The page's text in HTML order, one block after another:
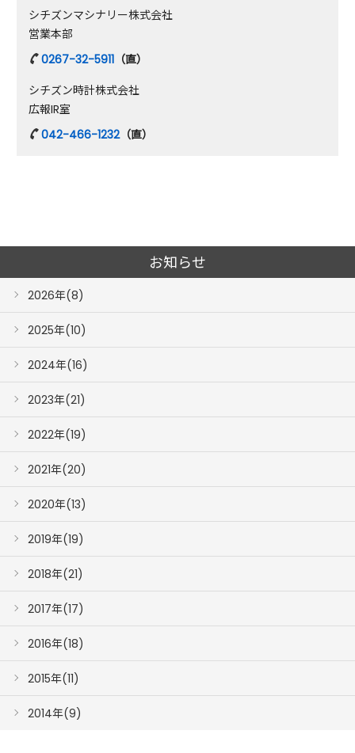
シチズンマシナリー株式会社
営業本部
0267-32-5911 （直）
シチズン時計株式会社
広報IR室
042-466-1232（直）
お知らせ
2026年(8)
2025年(10)
2024年(16)
2023年(21)
2022年(19)
2021年(20)
2020年(13)
2019年(19)
2018年(21)
2017年(17)
2016年(18)
2015年(11)
2014年(9)